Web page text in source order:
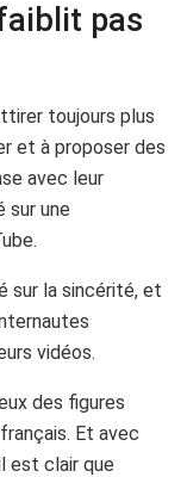
pas
toujours plus
et à proposer des
avec leur
sur une
sur la sincérité, et
vidéos.
des figures
Et avec
est clair que